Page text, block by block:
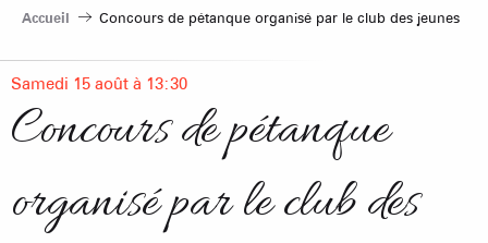
Accueil Concours de pétanque organisé par le club des jeunes
Samedi 15 août à 13:30
Concours de pétanque
organisé par le club des